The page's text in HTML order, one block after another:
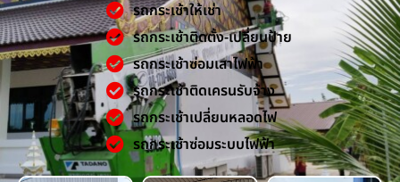
รถกระเช้าให้เช่า
รถกระเช้าติดตั้ง-เปลี่ยนป้าย
รถกระเช้าซ่อมเสาไฟฟ้า
รถกระเช้าติดเครนรับจ้าง
รถกระเช้าเปลี่ยนหลอดไฟ
รถกระเช้าซ่อมระบบไฟฟ้า